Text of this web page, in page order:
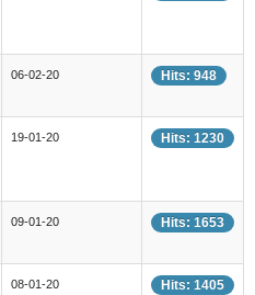
06-02-20 Hits: 948
19-01-20 Hits: 1230
09-01-20 Hits: 1653
08-01-20 Hits: 1405